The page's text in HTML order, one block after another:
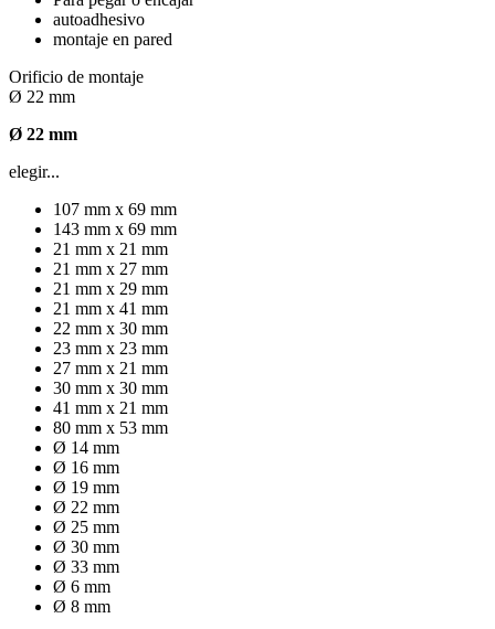
autoadhesivo
montaje en pared
Orificio de montaje
Ø 22 mm
Ø 22 mm
elegir...
107 mm x 69 mm
143 mm x 69 mm
21 mm x 21 mm
21 mm x 27 mm
21 mm x 29 mm
21 mm x 41 mm
22 mm x 30 mm
23 mm x 23 mm
27 mm x 21 mm
30 mm x 30 mm
41 mm x 21 mm
80 mm x 53 mm
Ø 14 mm
Ø 16 mm
Ø 19 mm
Ø 22 mm
Ø 25 mm
Ø 30 mm
Ø 33 mm
Ø 6 mm
Ø 8 mm